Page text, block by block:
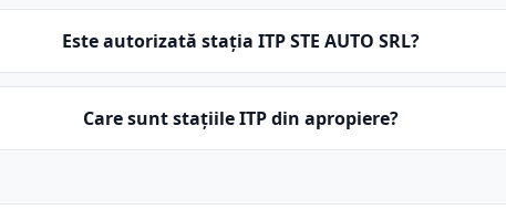
Este autorizată stația ITP STE AUTO SRL?
Care sunt stațiile ITP din apropiere?